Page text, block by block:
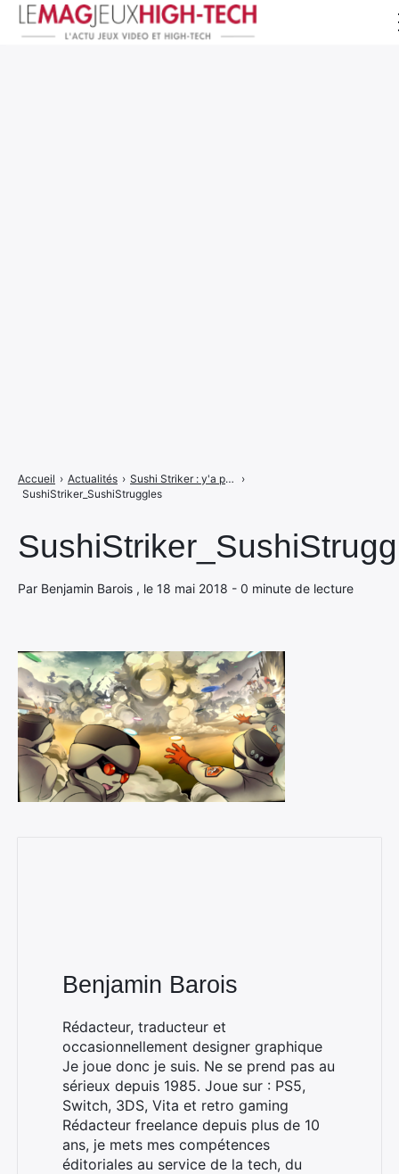
Par Benjamin Barois , le 18 mai 2018 - 0 minute de lecture
Accueil › Actualités › Sushi Striker : y'a pas de sushis à se faire
›
SushiStriker_SushiStruggles
Benjamin Barois
Rédacteur, traducteur et
occasionnellement designer graphique
Je joue donc je suis. Ne se prend pas au
sérieux depuis 1985. Joue sur : PS5,
Switch, 3DS, Vita et retro gaming
Rédacteur freelance depuis plus de 10
ans, je mets mes compétences
éditoriales au service de la tech, du